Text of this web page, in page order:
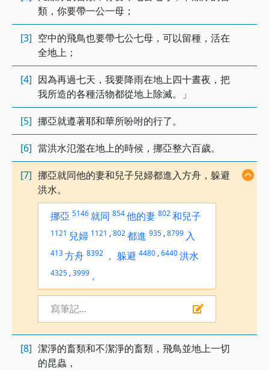
類，你要帶一公一母；
[3] 空中的飛鳥也要帶七公七母，可以留種，活在
全地上；
[4] 因為再過七天，我要降雨在地上四十晝夜，把
我所造的各種活物都從地上除滅。」
[5] 挪亞就遵著耶和華所吩咐的行了。
[6] 當洪水氾濫在地上的時候，挪亞整六百歲。
[7] 挪亞就同他的妻和兒子兒婦都進入方舟，躲避
洪水。
挪亞 5146就同 854他的妻 802和兒子
1121 兒婦 1121 ,802都進 935 ,8799 入
413方舟 8392 ， 躲避 4480 ,6440洪水
4325 ,3999 。
寫筆記...
[8] 潔淨的畜類和不潔淨的畜類，飛鳥並地上一切
的昆蟲，